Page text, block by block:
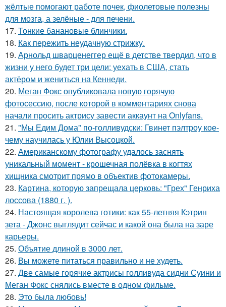
жёлтые помогают работе почек, фиолетовые полезны
для мозга, а зелёные - для печени.
17. Тонкие банановые блинчики.
18. Как пережить неудачную стрижку.
19. Арнольд шварценеггер ещё в детстве твердил, что в
жизни у него будет три цели: уехать в США, стать
актёром и жениться на Кеннеди.
20. Меган Фокс опубликовала новую горячую
фотосессию, после которой в комментариях снова
начали просить актрису завести аккаунт на Onlyfans.
21. "Мы Едим Дома" по-голливудски: Гвинет пэлтроу кое-
чему научилась у Юлии Высоцкой.
22. Американскому фотографу удалось заснять
уникальный момент - крошечная полёвка в когтях
хищника смотрит прямо в объектив фотокамеры.
23. Картина, которую запрещала церковь: "Грех" Генриха
лоссова (1880 г. ).
24. Настоящая королева готики: как 55-летняя Кэтрин
зета - Джонс выглядит сейчас и какой она была на заре
карьеры.
25. Объятие длиной в 3000 лет.
26. Вы можете питаться правильно и не худеть.
27. Две самые горячие актрисы голливуда сидни Суини и
Меган Фокс снялись вместе в одном фильме.
28. Это была любовь!